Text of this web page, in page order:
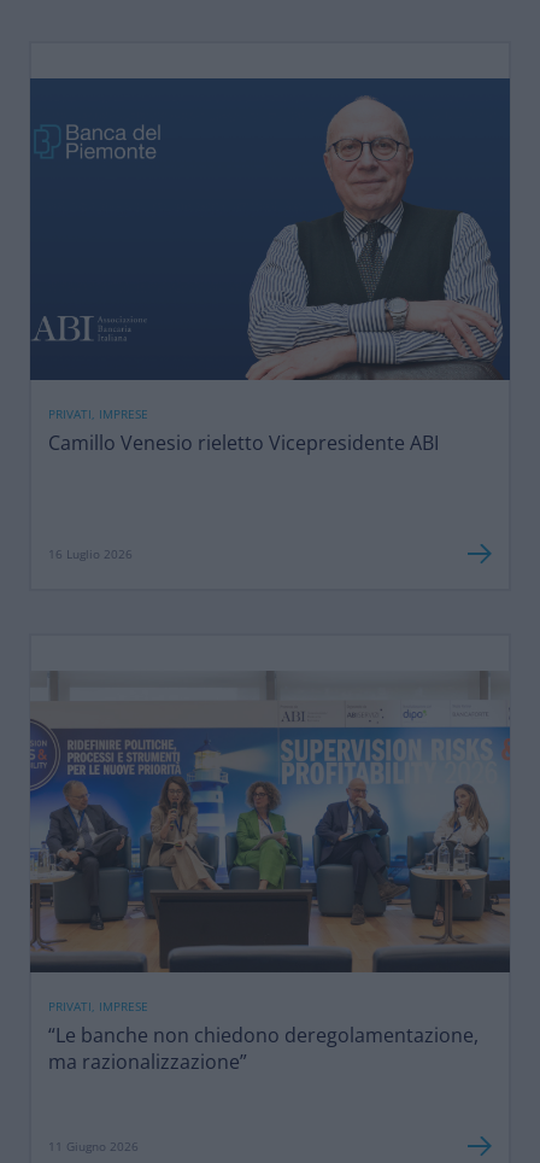
PRIVATI, IMPRESE
Camillo Venesio rieletto Vicepresidente ABI
16 Luglio 2026
PRIVATI, IMPRESE
“Le banche non chiedono deregolamentazione,
ma razionalizzazione”
11 Giugno 2026